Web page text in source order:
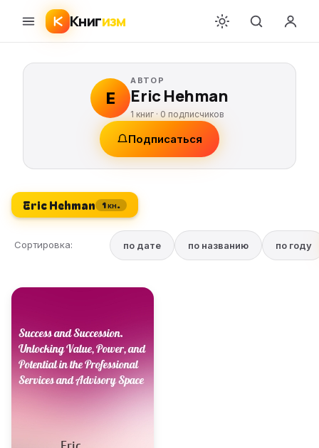
Книгизм
E
АВТОР
Eric Hehman
1 книг ·0 подписчиков
Подписаться
Eric Hehman 1 кн.
Сортировка: по дате по названию по году